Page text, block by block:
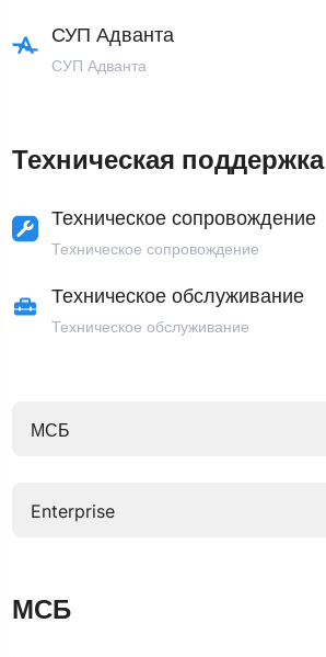
СУП Адванта
СУП Адванта
Техническая поддержка
Техническое сопровождение
Техническое сопровождение
Техническое обслуживание
Техническое обслуживание
МСБ
Enterprise
МСБ